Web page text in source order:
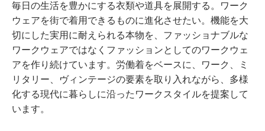
毎日の生活を豊かにする衣類や道具を展開する。ワーク
ウェアを街で着用できるものに進化させたい。機能を大
切にした実用に耐えられる本物を、ファッショナブルな
ワークウェアではなくファッションとしてのワークウェ
アを作り続けています。労働着をベースに、ワーク、ミ
リタリー、ヴィンテージの要素を取り入れながら、多様
化する現代に暮らしに沿ったワークスタイルを提案して
います。